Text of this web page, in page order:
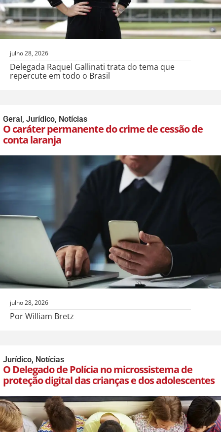
julho 28, 2026
Delegada Raquel Gallinati trata do tema que
repercute em todo o Brasil
Geral, Jurídico, Notícias
O caráter permanente do crime de cessão de
conta laranja
julho 28, 2026
Por William Bretz
Jurídico, Notícias
O Delegado de Polícia no microssistema de
proteção digital das crianças e dos adolescentes